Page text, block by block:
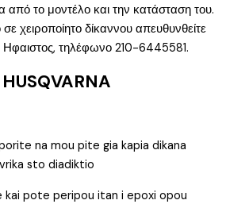
από το μοντέλο και την κατάσταση του.
χειροποίητο δίκαννου απευθυνθείτε
Ηφαιστος, τηλέφωνο 210-6445581.
na mou pite gia kapia dikana
sto diadiktio
kai pote peripou itan i epoxi opou